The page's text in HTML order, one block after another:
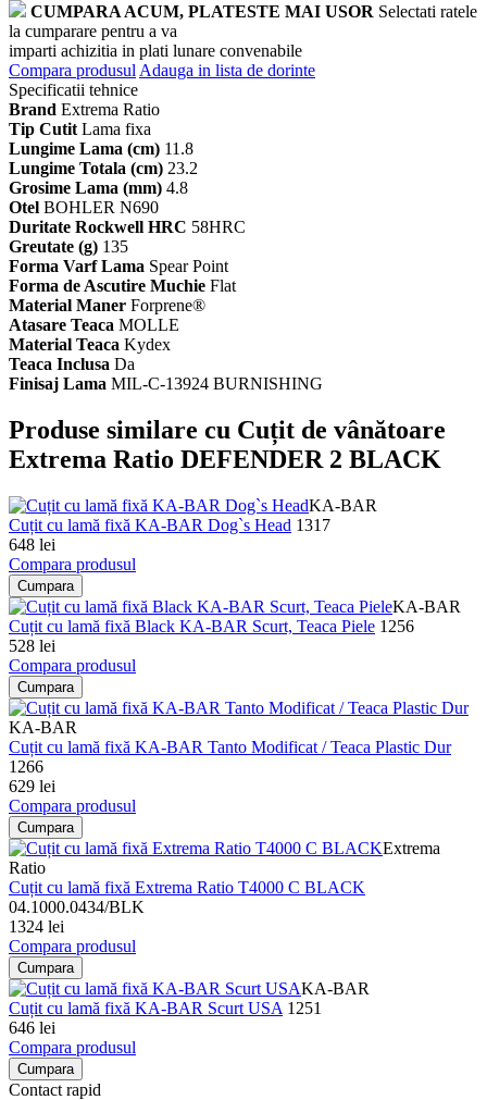
CUMPARA ACUM, PLATESTE MAI USOR Selectati ratele
la cumparare pentru a va
imparti achizitia in plati lunare convenabile
Compara produsul Adauga in lista de dorinte
Specificatii tehnice
Brand Extrema Ratio
Tip Cutit Lama fixa
Lungime Lama (cm) 11.8
Lungime Totala (cm) 23.2
Grosime Lama (mm) 4.8
Otel BOHLER N690
Duritate Rockwell HRC 58HRC
Greutate (g) 135
Forma Varf Lama Spear Point
Forma de Ascutire Muchie Flat
Material Maner Forprene®
Atasare Teaca MOLLE
Material Teaca Kydex
Teaca Inclusa Da
Finisaj Lama MIL-C-13924 BURNISHING
Produse similare cu Cuțit de vânătoare
Extrema Ratio DEFENDER 2 BLACK
KA-BAR
Cuțit cu lamă fixă KA-BAR Dog`s Head 1317
648 lei
Compara produsul
Cumpara
KA-BAR
Cuțit cu lamă fixă Black KA-BAR Scurt, Teaca Piele 1256
528 lei
Compara produsul
Cumpara
KA-BAR
Cuțit cu lamă fixă KA-BAR Tanto Modificat / Teaca Plastic Dur
1266
629 lei
Compara produsul
Cumpara
Extrema
Ratio
Cuțit cu lamă fixă Extrema Ratio T4000 C BLACK
04.1000.0434/BLK
1324 lei
Compara produsul
Cumpara
KA-BAR
Cuțit cu lamă fixă KA-BAR Scurt USA 1251
646 lei
Compara produsul
Cumpara
Contact rapid